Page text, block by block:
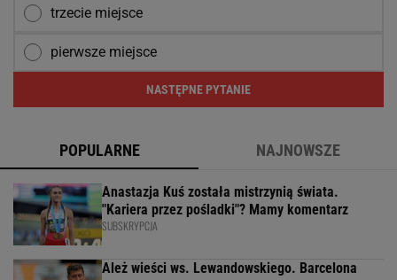
trzecie miejsce
pierwsze miejsce
NASTĘPNE PYTANIE
POPULARNE NAJNOWSZE
Anastazja Kuś została mistrzynią świata.
"Kariera przez pośladki"? Mamy komentarz
SUBSKRYPCJA
Ależ wieści ws. Lewandowskiego. Barcelona